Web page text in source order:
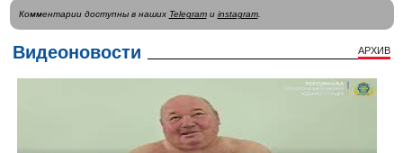
Комментарии доступны в наших Telegramи instagram.
Видеоновости АРХИВ